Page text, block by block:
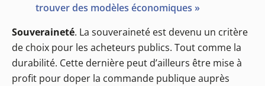
trouver des modèles économiques »
Souveraineté. La souveraineté est devenu un critère
de choix pour les acheteurs publics. Tout comme la
durabilité. Cette dernière peut d’ailleurs être mise à
profit pour doper la commande publique auprès